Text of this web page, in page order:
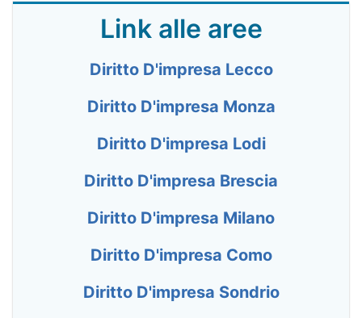
Link alle aree
Diritto D'impresa Lecco
Diritto D'impresa Monza
Diritto D'impresa Lodi
Diritto D'impresa Brescia
Diritto D'impresa Milano
Diritto D'impresa Como
Diritto D'impresa Sondrio